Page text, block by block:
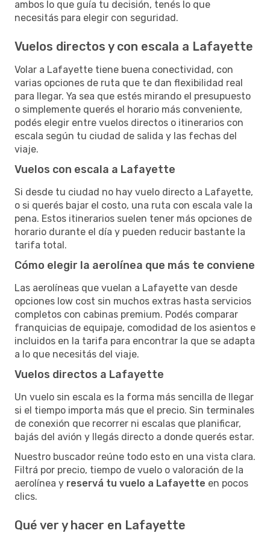
ambos lo que guía tu decisión, tenés lo que
necesitás para elegir con seguridad.
Vuelos directos y con escala a Lafayette
Volar a Lafayette tiene buena conectividad, con
varias opciones de ruta que te dan flexibilidad real
para llegar. Ya sea que estés mirando el presupuesto
o simplemente querés el horario más conveniente,
podés elegir entre vuelos directos o itinerarios con
escala según tu ciudad de salida y las fechas del
viaje.
Vuelos con escala a Lafayette
Si desde tu ciudad no hay vuelo directo a Lafayette,
o si querés bajar el costo, una ruta con escala vale la
pena. Estos itinerarios suelen tener más opciones de
horario durante el día y pueden reducir bastante la
tarifa total.
Cómo elegir la aerolínea que más te conviene
Las aerolíneas que vuelan a Lafayette van desde
opciones low cost sin muchos extras hasta servicios
completos con cabinas premium. Podés comparar
franquicias de equipaje, comodidad de los asientos e
incluidos en la tarifa para encontrar la que se adapta
a lo que necesitás del viaje.
Vuelos directos a Lafayette
Un vuelo sin escala es la forma más sencilla de llegar
si el tiempo importa más que el precio. Sin terminales
de conexión que recorrer ni escalas que planificar,
bajás del avión y llegás directo a donde querés estar.
Nuestro buscador reúne todo esto en una vista clara.
Filtrá por precio, tiempo de vuelo o valoración de la
aerolínea y reservá tu vuelo a Lafayette en pocos
clics.
Qué ver y hacer en Lafayette